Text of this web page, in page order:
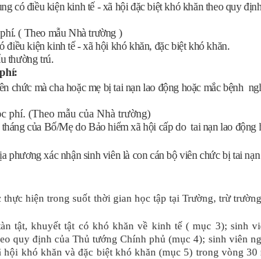
điều kiện kinh tế - xã hội đặc biệt khó khăn theo quy định
( Theo mẫu Nhà trường )
tế - xã hội khó khăn, đặc biệt khó khăn.
thường trú.
chức mà cha hoặc mẹ bị tai nạn lao động hoặc mắc bệnh
phí. (Theo mẫu của Nhà trường)
của Bố/Mẹ do Bảo hiểm xã hội cấp do tai nạn lao động
phương xác nhận sinh viên là con cán bộ viên chức bị tai
hiện trong suốt thời gian học tập tại Trường, trừ
tật, khuyết tật có khó khăn về kinh tế ( mục 3); sinh
quy định của Thủ tướng Chính phủ (mục 4); sinh viên
khó khăn và đặc biệt khó khăn (mục 5) trong vòng 30